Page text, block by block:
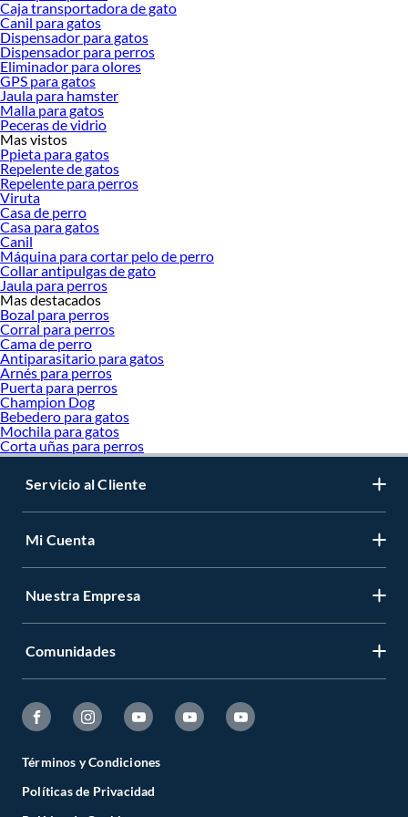
Sodimac. Encuentra todo lo necesario para tus proyectos de renovación y
decoración. ¡Visítanos y haz tus ideas realidad!
Caja transportadora de gato
Canil para gatos
Dispensador para gatos
Dispensador para perros
Eliminador para olores
GPS para gatos
Jaula para hamster
Malla para gatos
Peceras de vidrio
Mas vistos
Ppieta para gatos
Repelente de gatos
Repelente para perros
Viruta
Casa de perro
Casa para gatos
Canil
Máquina para cortar pelo de perro
Collar antipulgas de gato
Jaula para perros
Mas destacados
Bozal para perros
Corral para perros
Cama de perro
Antiparasitario para gatos
Arnés para perros
Puerta para perros
Champion Dog
Bebedero para gatos
Mochila para gatos
Corta uñas para perros
Servicio al Cliente
Mi Cuenta
Nuestra Empresa
Comunidades
Términos y Condiciones
Políticas de Privacidad